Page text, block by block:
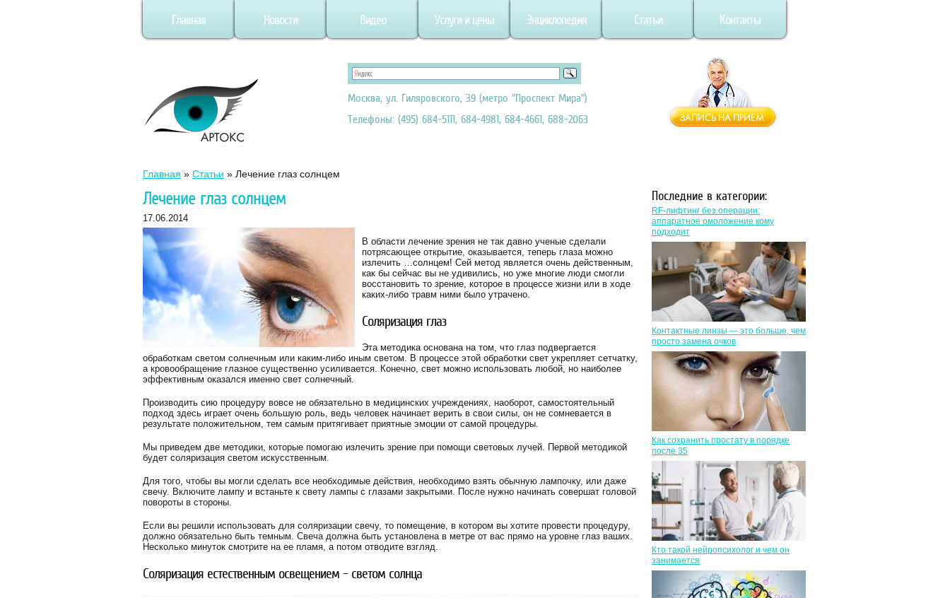
Главная Новости Видео Услуги и цены Энциклопедия Статьи Контакты
Москва, ул. Гиляровского, 39 (метро "Проспект Мира")
Телефоны: (495) 684-5111, 684-4981, 684-4661, 688-2063
Главная » Статьи » Лечение глаз солнцем
Лечение глаз солнцем
17.06.2014
В области лечение зрения не так давно ученые сделали
потрясающее открытие, оказывается, теперь глаза можно
излечить …солнцем! Сей метод является очень действенным,
как бы сейчас вы не удивились, но уже многие люди смогли
восстановить то зрение, которое в процессе жизни или в ходе
каких-либо травм ними было утрачено.
Соляризация глаз
Эта методика основана на том, что глаз подвергается
обработкам светом солнечным или каким-либо иным светом. В процессе этой обработки свет укрепляет сетчатку,
а кровообращение глазное существенно усиливается. Конечно, свет можно использовать любой, но наиболее
эффективным оказался именно свет солнечный.
Производить сию процедуру вовсе не обязательно в медицинских учреждениях, наоборот, самостоятельный
подход здесь играет очень большую роль, ведь человек начинает верить в свои силы, он не сомневается в
результате положительном, тем самым притягивает приятные эмоции от самой процедуры.
Мы приведем две методики, которые помогаю излечить зрение при помощи световых лучей. Первой методикой
будет соляризация светом искусственным.
Для того, чтобы вы могли сделать все необходимые действия, необходимо взять обычную лампочку, или даже
свечу. Включите лампу и встаньте к свету лампы с глазами закрытыми. После нужно начинать совершат головой
повороты в стороны.
Если вы решили использовать для соляризации свечу, то помещение, в котором вы хотите провести процедуру,
должно обязательно быть темным. Свеча должна быть установлена в метре от вас прямо на уровне глаз ваших.
Несколько минуток смотрите на ее пламя, а потом отводите взгляд.
Соляризация естественным освещением – светом солнца
Последние в категории:
RF-лифтинг без операции:
аппаратное омоложение кому
подходит
Контактные линзы — это больше, чем
просто замена очков
Как сохранить простату в порядке
после 35
Кто такой нейропсихолог и чем он
занимается